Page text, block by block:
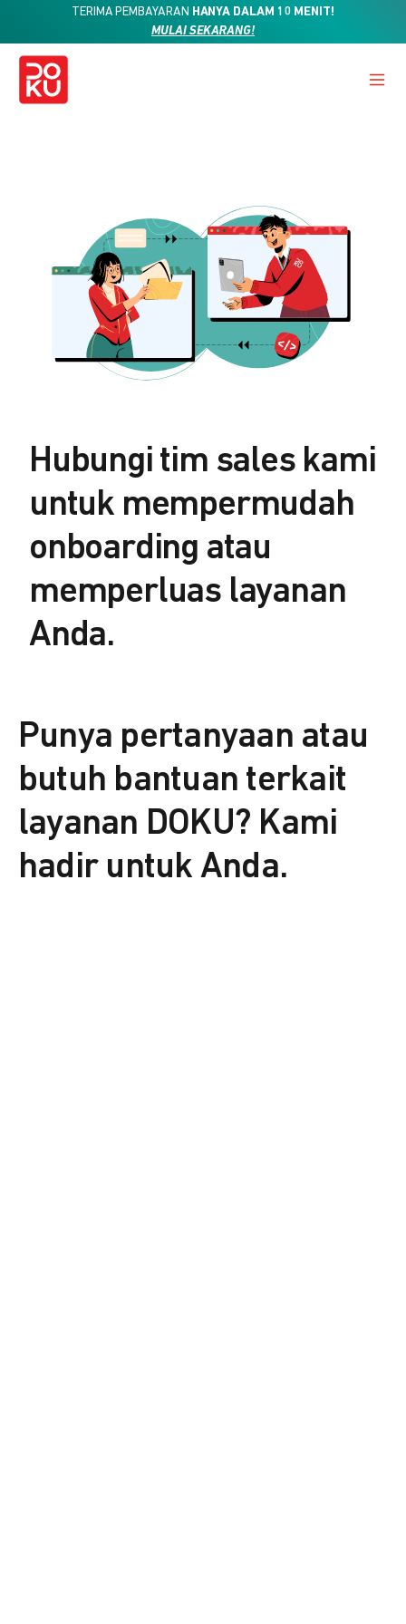
TERIMA PEMBAYARAN HANYA DALAM 10 MENIT!
MULAI SEKARANG!
Hubungi tim sales kami
untuk mempermudah
onboarding atau
memperluas layanan
Anda.
Punya pertanyaan atau
butuh bantuan terkait
layanan DOKU? Kami
hadir untuk Anda.